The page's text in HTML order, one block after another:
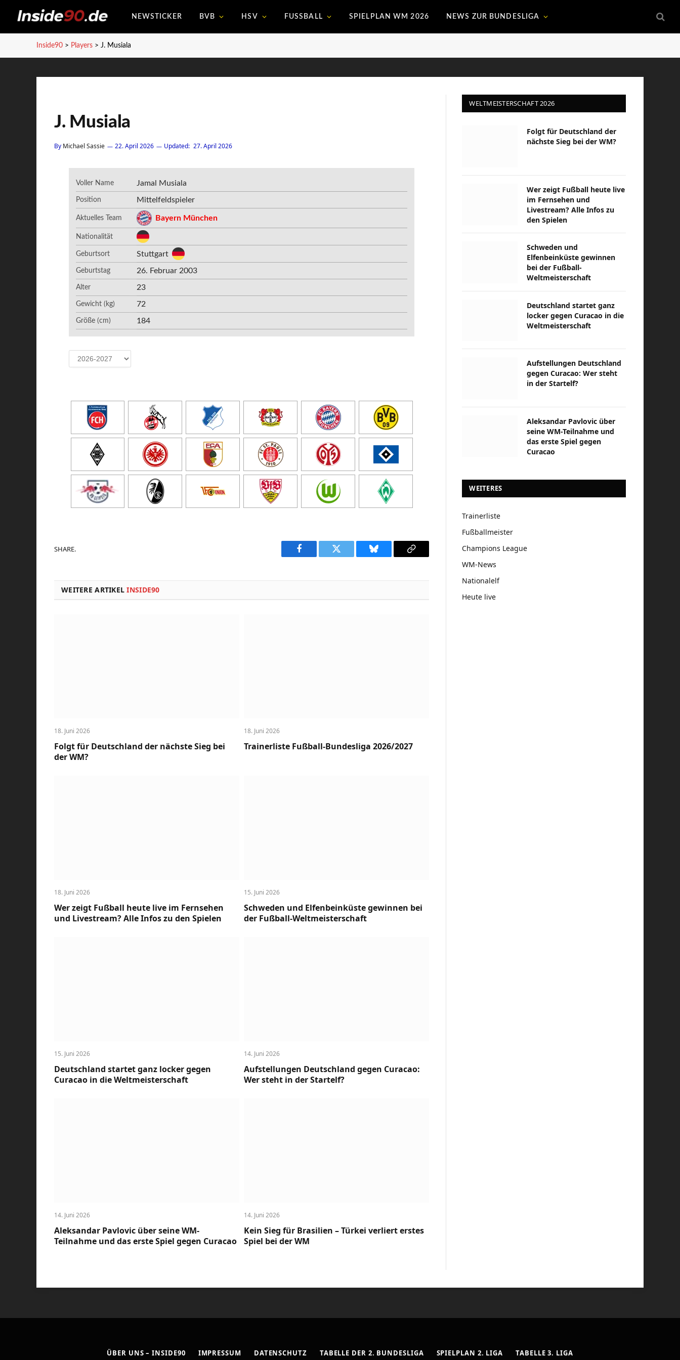
NEWSTICKER BVB HSV FUSSBALL SPIELPLAN WM 2026 NEWS ZUR BUNDESLIGA
Inside90 > Players > J. Musiala
J. Musiala
By Michael Sassie 22. April 2026 Updated: 27. April 2026
Voller Name Jamal Musiala
Position Mittelfeldspieler
Aktuelles Team Bayern München
Nationalität
Geburtsort Stuttgart
Geburtstag 26. Februar 2003
Alter 23
Gewicht (kg) 72
Größe (cm) 184
SHARE.
Facebook Twitter Bluesky
Copy
WEITERE ARTIKELINSIDE90
18. Juni 2026
Folgt für Deutschland der nächste Sieg bei
der WM?
18. Juni 2026
Trainerliste Fußball-Bundesliga 2026/2027
18. Juni 2026
Wer zeigt Fußball heute live im Fernsehen
und Livestream? Alle Infos zu den Spielen
15. Juni 2026
Schweden und Elfenbeinküste gewinnen bei
der Fußball-Weltmeisterschaft
15. Juni 2026
Deutschland startet ganz locker gegen
Curacao in die Weltmeisterschaft
14. Juni 2026
Aufstellungen Deutschland gegen Curacao:
Wer steht in der Startelf?
14. Juni 2026
Aleksandar Pavlovic über seine WM-
Teilnahme und das erste Spiel gegen Curacao
14. Juni 2026
Kein Sieg für Brasilien – Türkei verliert erstes
Spiel bei der WM
WELTMEISTERSCHAFT 2026
Folgt für Deutschland der
nächste Sieg bei der WM?
Wer zeigt Fußball heute live
im Fernsehen und
Livestream? Alle Infos zu
den Spielen
Schweden und
Elfenbeinküste gewinnen
bei der Fußball-
Weltmeisterschaft
Deutschland startet ganz
locker gegen Curacao in die
Weltmeisterschaft
Aufstellungen Deutschland
gegen Curacao: Wer steht
in der Startelf?
Aleksandar Pavlovic über
seine WM-Teilnahme und
das erste Spiel gegen
Curacao
WEITERES
Trainerliste
Fußballmeister
Champions League
WM-News
Nationalelf
Heute live
ÜBER UNS – INSIDE90 IMPRESSUM DATENSCHUTZ TABELLE DER 2. BUNDESLIGA SPIELPLAN 2. LIGA TABELLE 3. LIGA